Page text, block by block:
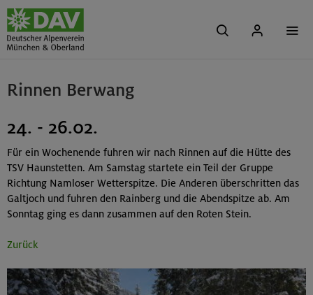
Rinnen Berwang
24. - 26.02.
Für ein Wochenende fuhren wir nach Rinnen auf die Hütte des
TSV Haunstetten. Am Samstag startete ein Teil der Gruppe
Richtung Namloser Wetterspitze. Die Anderen überschritten das
Galtjoch und fuhren den Rainberg und die Abendspitze ab. Am
Sonntag ging es dann zusammen auf den Roten Stein.
Zurück